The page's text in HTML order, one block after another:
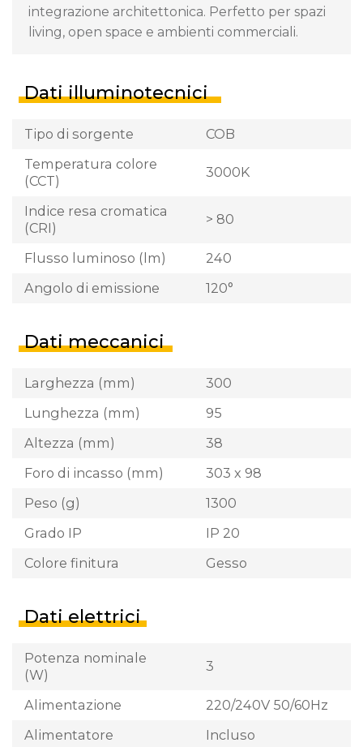
integrazione architettonica. Perfetto per spazi
living, open space e ambienti commerciali.
Dati illuminotecnici
Tipo di sorgente
COB
Temperatura colore
(CCT)
3000K
Indice resa cromatica
(CRI)
> 80
Flusso luminoso (lm)
240
Angolo di emissione
120°
Dati meccanici
Larghezza (mm)
300
Lunghezza (mm)
95
Altezza (mm)
38
Foro di incasso (mm)
303 x 98
Peso (g)
1300
Grado IP
IP 20
Colore finitura
Gesso
Dati elettrici
Potenza nominale
(W)
3
Alimentazione
220/240V 50/60Hz
Alimentatore
Incluso